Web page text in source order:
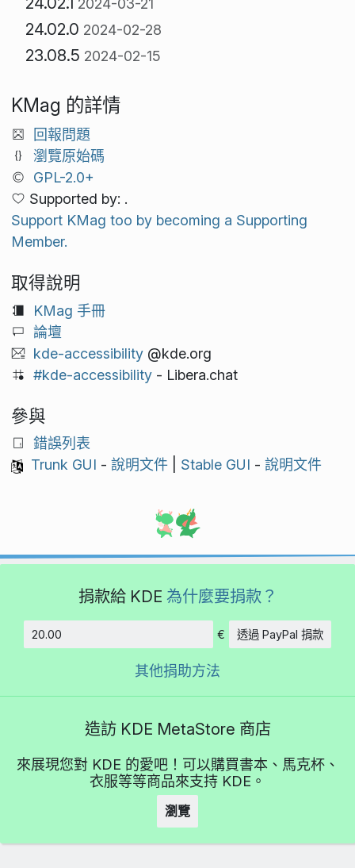
24.02.0 2024-02-28
23.08.5 2024-02-15
KMag 的詳情
回報問題
瀏覽原始碼
GPL-2.0+
Supported by: .
Support KMag too by becoming a Supporting
Member.
取得說明
KMag 手冊
論壇
kde-accessibility@kde.org
#kde-accessibility- Libera.chat
參與
錯誤列表
Trunk GUI - 說明文件| Stable GUI - 說明文件
捐款給 KDE 為什麼要捐款？
€ 透過 PayPal 捐款
其他捐助方法
造訪 KDE MetaStore 商店
來展現您對 KDE 的愛吧！可以購買書本、馬克杯、
衣服等等商品來支持 KDE。
瀏覽